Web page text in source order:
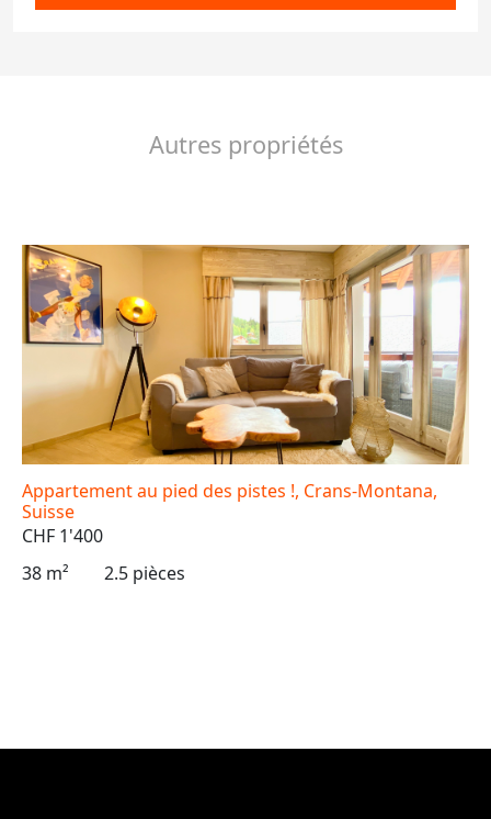
Autres propriétés
Appartement au pied des pistes !, Crans-Montana,
Suisse
CHF 1'400
38 m²
2.5 pièces